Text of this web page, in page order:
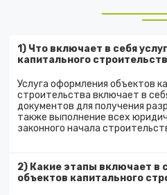
1) Что включает в себя
капитального
Услуга оформления объектов
строительства включает в
документов для получения
также выполнение всех
законного начала
2) Какие этапы включает в
объектов капитального